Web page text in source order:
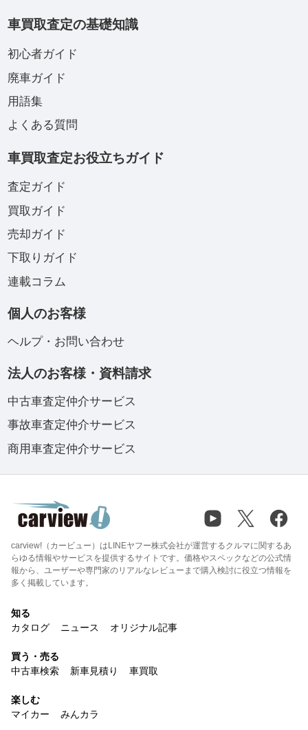
車買取査定の基礎知識
初心者ガイド
廃車ガイド
用語集
よくある質問
車買取査定お役立ちガイド
査定ガイド
買取ガイド
売却ガイド
下取りガイド
連載コラム
個人のお客様
ヘルプ・お問い合わせ
法人のお客様・資料請求
中古車査定仲介サービス
事故車査定仲介サービス
商用車査定仲介サービス
carview!（カービュー）はLINEヤフー株式会社が運営するクルマに関するあ
らゆる情報やサービスを提供するサイトです。価格やスペックなどの公式情
報から、ユーザーや専門家のリアルなレビューまで購入検討に役立つ情報を
多く掲載しています。
知る
カタログ
ニュース オリジナル記事
買う・売る
中古車検索
新車見積り 車買取
楽しむ
マイカー
みんカラ